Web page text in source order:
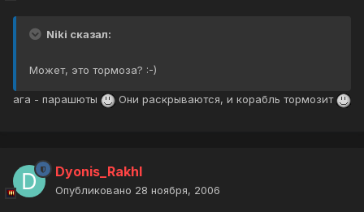
Niki сказал:
Может, это тормоза? :-)
ага - парашюты Они раскрываются, и корабль тормозит
Dyonis_Rakhl
Опубликовано 28 ноября, 2006